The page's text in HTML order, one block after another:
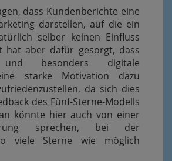
dass Kundenberichte eine
darstellen, auf die ein
selber keinen Einfluss
hat aber dafür gesorgt, dass
und besonders digitale
starke Motivation dazu
da sich dies
des Fünf-Sterne-Modells
könnte hier auch von einer
sprechen, bei der
viele Sterne wie möglich